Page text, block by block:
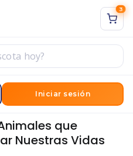
3
Iniciar sesión
que
Nuestras Vidas
y contraseña para iniciar